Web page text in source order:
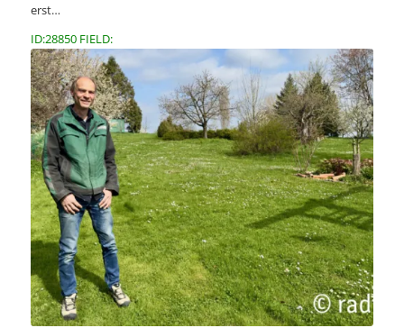
erst…
ID:28850 FIELD: